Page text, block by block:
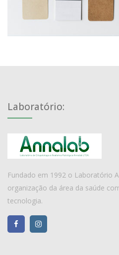
Laboratório:
Fundado em 1992 o Laboratório
organização da área da saúde
tecnologia.